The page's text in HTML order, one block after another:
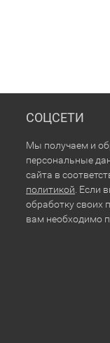
СОЦСЕТИ
Мы получаем и
персональные
сайта в
политикой . Если
обработку своих
вам необходимо